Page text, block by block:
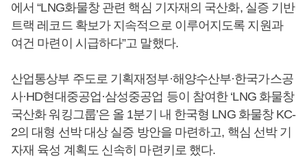
에서 “LNG화물창 관련 핵심 기자재의 국산화, 실증 기반
트랙 레코드 확보가 지속적으로 이루어지도록 지원과
여건 마련이 시급하다”고 말했다.
산업통상부 주도로 기획재정부·해양수산부·한국가스공
사·HD현대중공업·삼성중공업 등이 참여한 ‘LNG 화물창
국산화 워킹그룹’은 올 1분기 내 한국형 LNG 화물창 KC-
2의 대형 선박 대상 실증 방안을 마련하고, 핵심 선박 기
자재 육성 계획도 신속히 마련키로 했다.